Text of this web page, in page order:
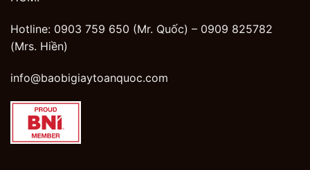
Hotline: 0903 759 650 (Mr. Quốc) – 0909 825782
(Mrs. Hiền)
info@baobigiaytoanquoc.com